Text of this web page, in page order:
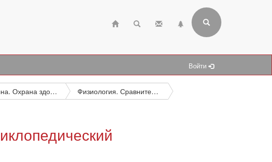
Войти
Медицина. Охрана здоровья
Физиология. Сравнительная физиология